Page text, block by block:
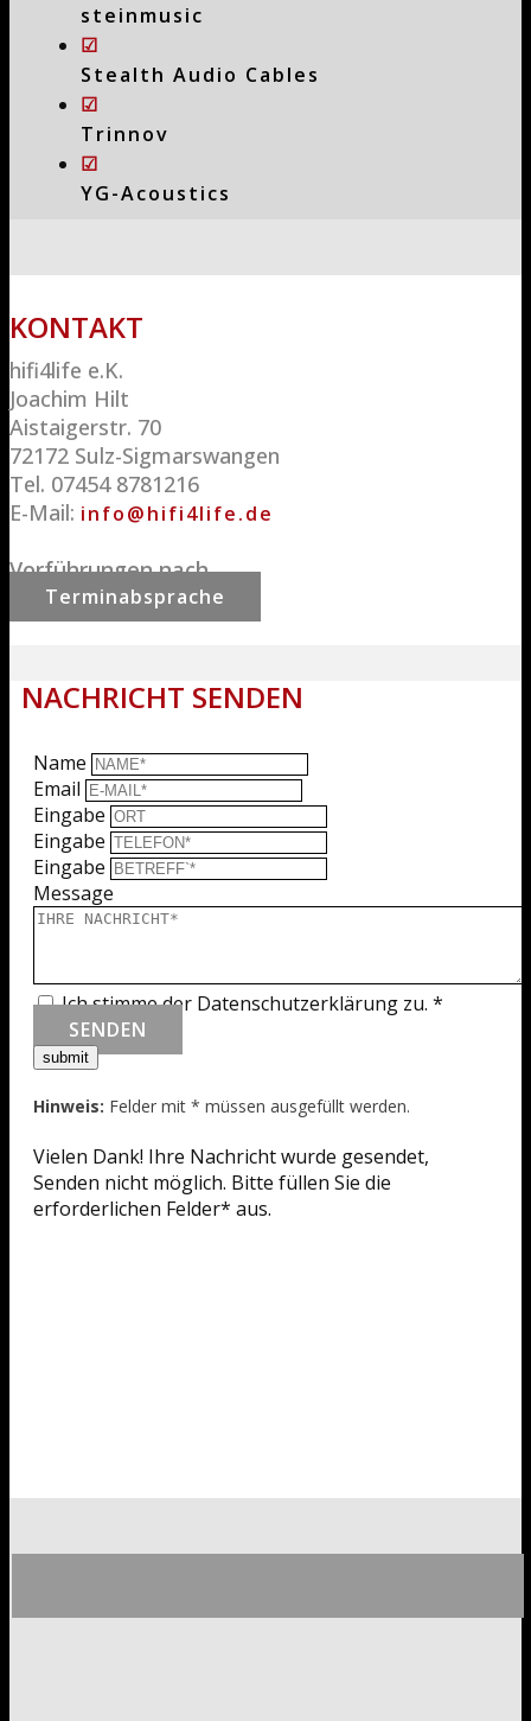
steinmusic
☑
Stealth Audio Cables
☑
Trinnov
☑
YG-Acoustics
KON​TAKT
hifi4life e.K.
Joachim Hilt
Aistaigerstr. 70
72172 Sulz-Sigmarswangen
Tel. 07454 8781216
E-Mail: info@hifi4life.de
Vorführungen nach
Terminabsprache
NACHRICHT SENDEN
Name
Email
Eingabe
Eingabe
Eingabe
Message
Ich stimme der Datenschutzerklärung zu. *
SENDEN
Hinweis: Felder mit * müssen ausgefüllt werden.
Vielen Dank! Ihre Nachricht wurde gesendet,
Senden nicht möglich. Bitte füllen Sie die
erforderlichen Felder* aus.